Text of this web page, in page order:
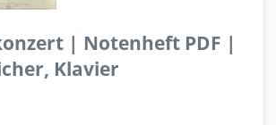
| Notenheft PDF |
Klavier